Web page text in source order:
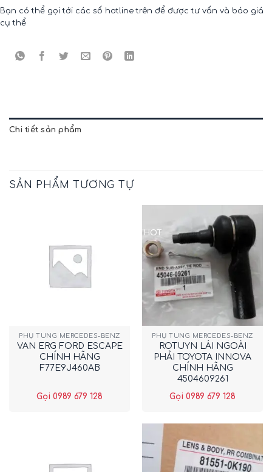
Bạn có thể gọi tới các số hotline trên để được tư vấn và báo giá
cụ thể
Chi tiết sản phẩm
SẢN PHẨM TƯƠNG TỰ
PHỤ TÙNG MERCEDES-BENZ
VAN ERG FORD ESCAPE
CHÍNH HÃNG
F77E9J460AB
Gọi 0989 679 128
HOT
PHỤ TÙNG MERCEDES-BENZ
ROTUYN LÁI NGOÀI
PHẢI TOYOTA INNOVA
CHÍNH HÃNG
4504609261
Gọi 0989 679 128